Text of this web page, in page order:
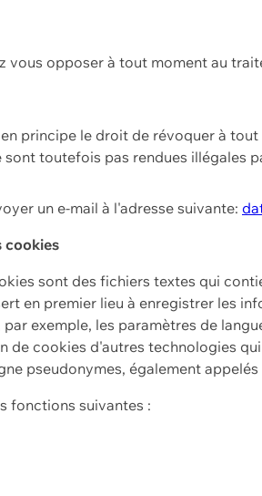
vous opposer à tout moment au
principe le droit de révoquer à
sont toutefois pas rendues illégales
un e-mail à l'adresse suivante:
cookies
sont des fichiers textes qui
en premier lieu à enregistrer les
exemple, les paramètres de
de cookies d'autres technologies
pseudonymes, également
fonctions suivantes :